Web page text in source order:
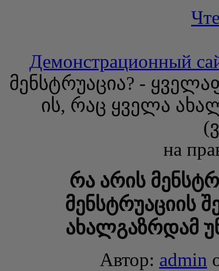
Демонстрационный
მენსტრუაცია? -
ის, რაც ყველა
на
რა არის
მენსტრუაციის
ახალგაზრდამ
Автор: admin